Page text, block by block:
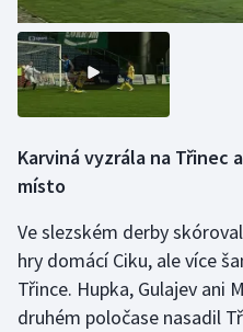
Plážový volejbal
Ragby
Rychlobruslení
Rychlostní kanoistika
Short track
Sportovní střelba
Karviná vyzrála na Třinec
místo
Ve slezském derby
hry domácí Ciku, ale více
Třince. Hupka, Gulajev ani
druhém poločase nasadil